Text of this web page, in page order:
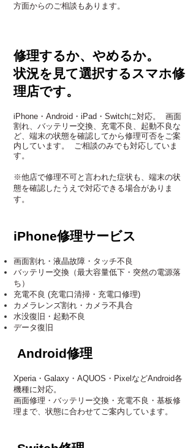
方面からのご相談もあります。
修理するか、やめるか。
​状況を見て選択するスマホ修
理店です。
i Phone・Android・iPad・Switchに対応。 画面
割れ、バッテリー交換、充電不良、起動不良な
ど、端末の状態を確認してから修理可否をご案
内しています。 ご相談のみでも対応していま
す。
※他店で修理不可と言われた症状も、端末の状
態を確認したうえで対応できる場合がありま
す。
​​​​​​​​​​​iPhone修理サービス
画面割れ・液晶故障・タッチ不良
バッテリー交換（最大容量低下・突然の電源落
ち）
充電不良 (充電口清掃・充電口修理)
カメラレンズ割れ・カメラ不具合
水没復旧・起動不良
データ復旧
Android修理
Xperia・Galaxy・AQUOS・PixelなどAndroid各
機種に対応。
画面修理・バッテリー交換・充電不良・基板修
理まで、状態に合わせてご案内しています。